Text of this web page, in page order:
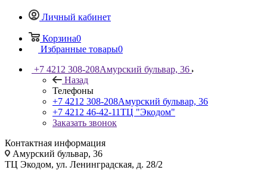
Личный кабинет
Корзина0
Избранные товары0
+7 4212 308-208Амурский бульвар, 36
Назад
Телефоны
+7 4212 308-208Амурский бульвар, 36
+7 4212 46-42-11ТЦ "Экодом"
Заказать звонок
Контактная информация
Амурский бульвар, 36
ТЦ Экодом, ул. Ленинградская, д. 28/2